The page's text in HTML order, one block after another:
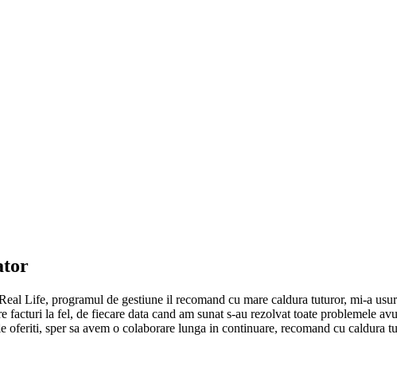
Life, programul de gestiune il recomand cu mare caldura tuturor, mi-a
la fel, de fiecare data cand am sunat s-au rezolvat toate problemele
oferiti, sper sa avem o colaborare lunga in continuare, recomand cu caldura